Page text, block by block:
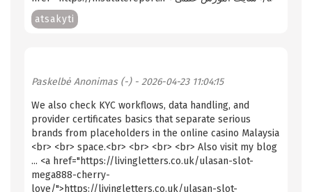
atsakyti
Paskelbė Anonimas (-)- 2026-04-23 11:04:15
We also check KYC workflows, data handling, and
provider certificates basics that separate serious
brands from placeholders in the online casino Malaysia
<br> <br> space.<br> <br> <br> <br> Also visit my blog
... <a href="https://livingletters.co.uk/ulasan-slot-
mega888-cherry-
love/">https://livingletters.co.uk/ulasan-slot-